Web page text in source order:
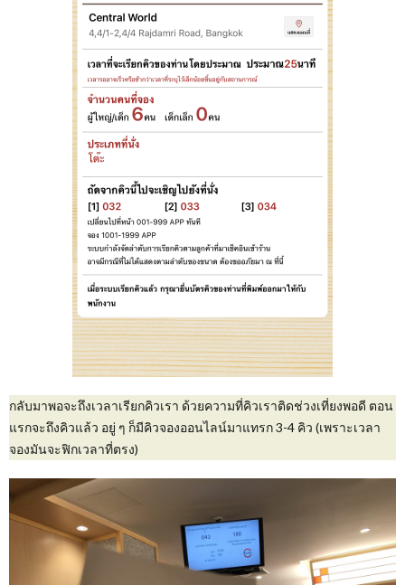
กลับมาพอจะถึงเวลาเรียกคิวเรา ด้วยความที่คิวเราติดช่วงเที่ยงพอดี ตอน
แรกจะถึงคิวแล้ว อยู่ ๆ ก็มีคิวจองออนไลน์มาแทรก 3-4 คิว (เพราะเวลา
จองมันจะฟิกเวลาที่ตรง)